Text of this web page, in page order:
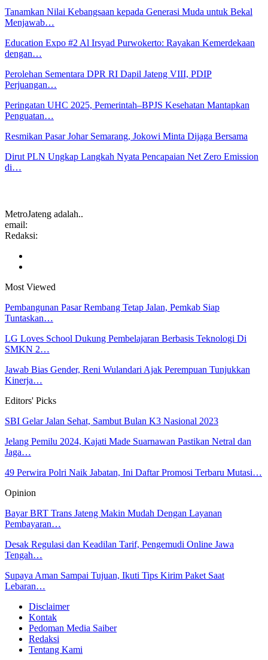
Tanamkan Nilai Kebangsaan kepada Generasi Muda untuk Bekal
Menjawab…
Education Expo #2 Al Irsyad Purwokerto: Rayakan Kemerdekaan
dengan…
Perolehan Sementara DPR RI Dapil Jateng VIII, PDIP
Perjuangan…
Peringatan UHC 2025, Pemerintah–BPJS Kesehatan Mantapkan
Penguatan…
Resmikan Pasar Johar Semarang, Jokowi Minta Dijaga Bersama
Dirut PLN Ungkap Langkah Nyata Pencapaian Net Zero Emission
di…
MetroJateng adalah..
email:
Redaksi:
Most Viewed
Pembangunan Pasar Rembang Tetap Jalan, Pemkab Siap
Tuntaskan…
LG Loves School Dukung Pembelajaran Berbasis Teknologi Di
SMKN 2…
Jawab Bias Gender, Reni Wulandari Ajak Perempuan Tunjukkan
Kinerja…
Editors' Picks
SBI Gelar Jalan Sehat, Sambut Bulan K3 Nasional 2023
Jelang Pemilu 2024, Kajati Made Suarnawan Pastikan Netral dan
Jaga…
49 Perwira Polri Naik Jabatan, Ini Daftar Promosi Terbaru Mutasi…
Opinion
Bayar BRT Trans Jateng Makin Mudah Dengan Layanan
Pembayaran…
Desak Regulasi dan Keadilan Tarif, Pengemudi Online Jawa
Tengah…
Supaya Aman Sampai Tujuan, Ikuti Tips Kirim Paket Saat
Lebaran…
Disclaimer
Kontak
Pedoman Media Saiber
Redaksi
Tentang Kami